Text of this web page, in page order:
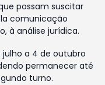
possam suscitar
comunicação
à análise jurídica.
julho a 4 de outubro
permanecer até
turno.